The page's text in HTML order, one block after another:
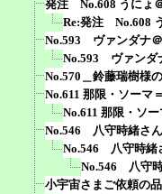
発注 No.608 うにょ
Re:発注 No.608
No.593 ヴァンダナ
No.593 ヴァンダ
No.570＿鈴藤瑞樹様
No.611 那限・ソーマ
No.611 那限・ソ
No.546 八守時緒さ
No.546 八守時緒
No.546 八守時
小宇宙さまご依頼の品